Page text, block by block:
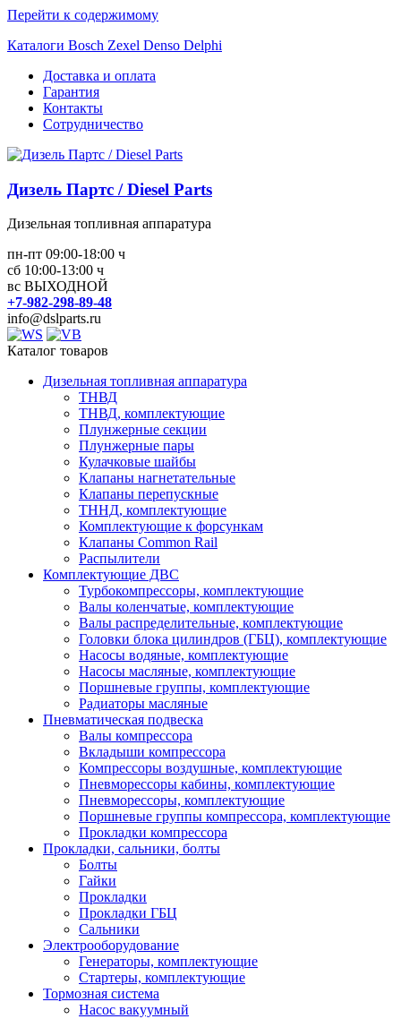
Перейти к содержимому
Каталоги Bosch Zexel Denso Delphi
Доставка и оплата
Гарантия
Контакты
Сотрудничество
Дизель Партс / Diesel Parts
Дизельная топливная аппаратура
пн-пт 09:00-18:00 ч
сб 10:00-13:00 ч
вс ВЫХОДНОЙ
+7-982-298-89-48
info@dslparts.ru
Каталог товаров
Дизельная топливная аппаратура
ТНВД
ТНВД, комплектующие
Плунжерные секции
Плунжерные пары
Кулачковые шайбы
Клапаны нагнетательные
Клапаны перепускные
ТННД, комплектующие
Комплектующие к форсункам
Клапаны Common Rail
Распылители
Комплектующие ДВС
Турбокомпрессоры, комплектующие
Валы коленчатые, комплектующие
Валы распределительные, комплектующие
Головки блока цилиндров (ГБЦ), комплектующие
Насосы водяные, комплектующие
Насосы масляные, комплектующие
Поршневые группы, комплектующие
Радиаторы масляные
Пневматическая подвеска
Валы компрессора
Вкладыши компрессора
Компрессоры воздушные, комплектующие
Пневморессоры кабины, комплектующие
Пневморессоры, комплектующие
Поршневые группы компрессора, комплектующие
Прокладки компрессора
Прокладки, сальники, болты
Болты
Гайки
Прокладки
Прокладки ГБЦ
Сальники
Электрооборудование
Генераторы, комплектующие
Стартеры, комплектующие
Тормозная система
Насос вакуумный